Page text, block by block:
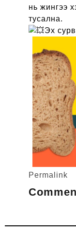
нь жингээ
тусална.
Эх
Permalink